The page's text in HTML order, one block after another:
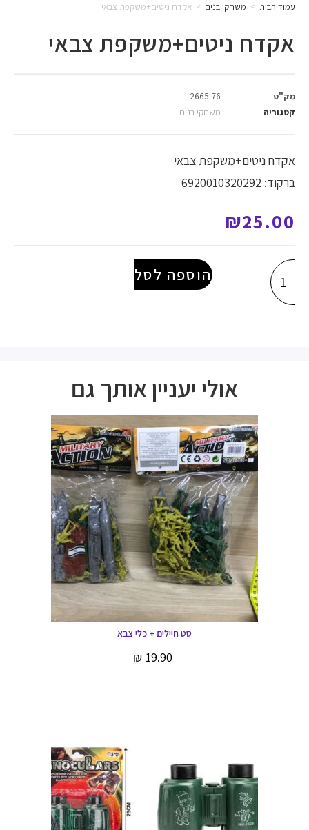
עמוד הבית > משחקי בנים > אקדח ניטים+משקפת צבאי
אקדח ניטים+משקפת צבאי
מק"ט
2665-76
קטגוריה
משחקי בנים
אקדח ניטים+משקפת צבאי
ברקוד: 6920010320292
₪25.00
הוספה לסל
אולי יעניין אותך גם
סט חיילים + כלי צבא
₪ 19.90